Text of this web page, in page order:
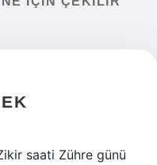
saati Zühre günü